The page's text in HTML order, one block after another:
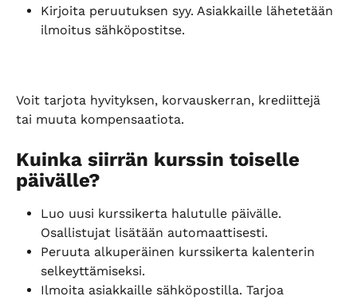
Kirjoita peruutuksen syy. Asiakkaille lähetetään
ilmoitus sähköpostitse.
Voit tarjota hyvityksen, korvauskerran, krediittejä
tai muuta kompensaatiota.
Kuinka siirrän kurssin toiselle
päivälle?
Luo uusi kurssikerta halutulle päivälle.
Osallistujat lisätään automaattisesti.
Peruuta alkuperäinen kurssikerta kalenterin
selkeyttämiseksi.
Ilmoita asiakkaille sähköpostilla. Tarjoa